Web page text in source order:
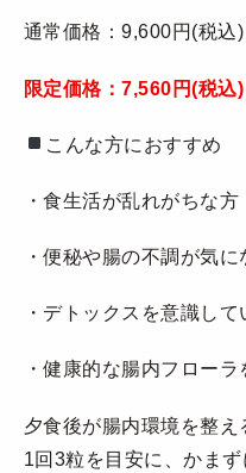
通常価格：9,600円(税込)
限定価格：7,560円(税込)
こんな方におすすめ
・食生活が乱れがちな方
・便秘や腸の不調が気に
・デトックスを意識して
・健康的な腸内フロー
夕食後が腸内環境を整え
1回3粒を目安に、かま